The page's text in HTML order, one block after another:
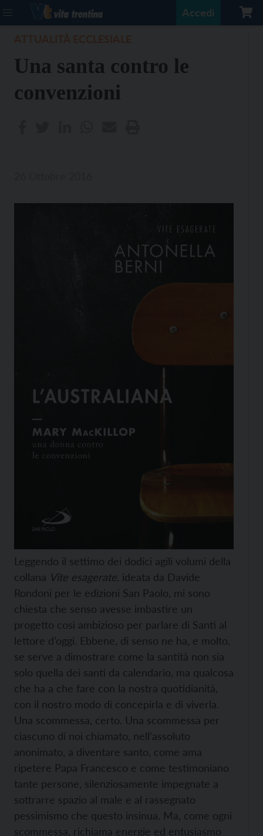
Accedi
Una santa contro le
convenzioni
Leggendo il settimo dei dodici agili volumi della
collana Vite esagerate , ideata da Davide
Rondoni per le edizioni San Paolo, mi sono
chiesta che senso avesse imbastire un
progetto così ambizioso per parlare di Santi al
lettore d’oggi. Ebbene, di senso ne ha, e molto,
se serve a dimostrare come la santità non sia
solo quella dei santi da calendario, ma qualcosa
che ha a che fare con la nostra quotidianità,
con il nostro modo di concepirla e di viverla.
Una scommessa, certo. Una scommessa per
ciascuno di noi chiamato, nell’assoluto
anonimato, a diventare santo, come ama
ripetere Papa Francesco e come testimoniano
tante persone, silenziosamente impegnate a
sottrarre spazio al male e al rassegnato
pessimismo che questo insinua. Ma, come ogni
scommessa, richiama energie ed entusiasmo